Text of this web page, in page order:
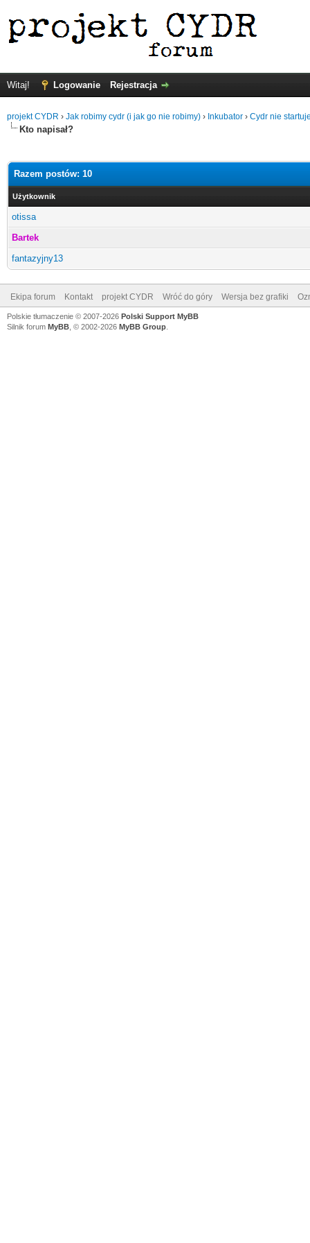
Witaj! Logowanie Rejestracja
projekt CYDR › Jak robimy cydr (i jak go nie robimy) › Inkubator › Cydr nie
Kto napisał?
Razem postów: 10
Użytkownik
otissa
Bartek
fantazyjny13
Ekipa forum Kontakt projekt CYDR Wróć do góry Wersja bez grafiki
Polskie tłumaczenie © 2007-2026 Polski Support MyBB
Silnik forum MyBB , © 2002-2026 MyBB Group